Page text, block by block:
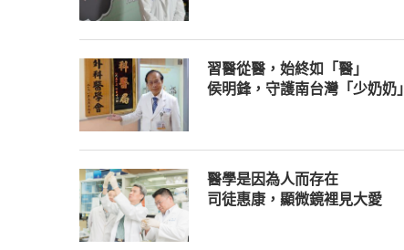
習醫從醫，始終如「醫」
侯明鋒，守護南台灣「少奶奶」
醫學是因為人而存在
司徒惠康，顯微鏡裡見大愛